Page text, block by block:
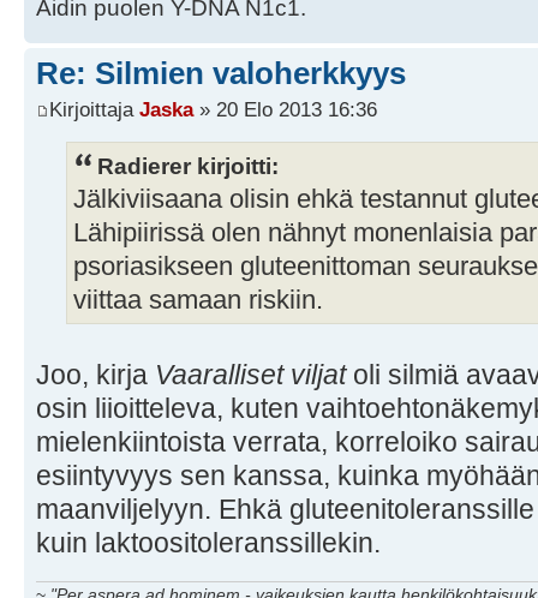
Äidin puolen Y-DNA N1c1.
Re: Silmien valoherkkyys
Kirjoittaja Jaska» 20 Elo 2013 16:36
Radierer kirjoitti:
Jälkiviisaana olisin ehkä testannut
Lähipiirissä olen nähnyt monenlaisia
psoriasikseen gluteenittoman
viittaa samaan riskiin.
Joo, kirja Vaaralliset viljatoli silmiä
osin liioitteleva, kuten
mielenkiintoista verrata, korreloiko
esiintyvyys sen kanssa, kuinka
maanviljelyyn. Ehkä
kuin laktoositoleranssillekin.